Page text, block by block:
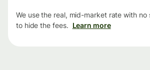
We use the real, mid-market rate with no
to hide the fees. Learn more